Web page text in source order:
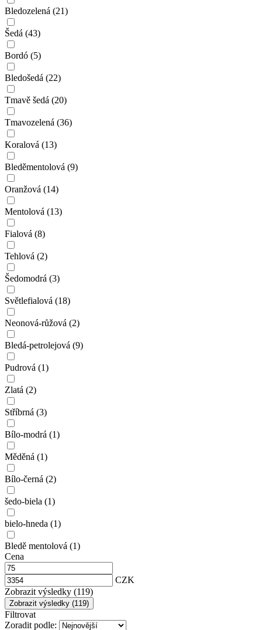
Bledozelená (21)
Šedá (43)
Bordó (5)
Bledošedá (22)
Tmavě šedá (20)
Tmavozelená (36)
Koralová (13)
Bleděmentolová (9)
Oranžová (14)
Mentolová (13)
Fialová (8)
Tehlová (2)
Šedomodrá (3)
Světlefialová (18)
Neonová-růžová (2)
Bledá-petrolejová (9)
Pudrová (1)
Zlatá (2)
Stříbrná (3)
Bílo-modrá (1)
Měděná (1)
Bílo-černá (2)
šedo-biela (1)
bielo-hneda (1)
Bledě mentolová (1)
Cena
CZK
Zobrazit výsledky (119)
Filtrovat
Zoradit podle: